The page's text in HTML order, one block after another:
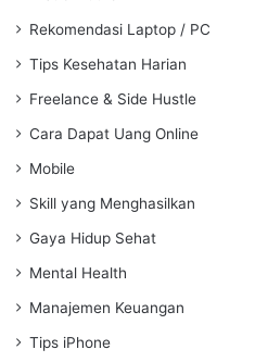
Rekomendasi Laptop / PC
Tips Kesehatan Harian
Freelance & Side Hustle
Cara Dapat Uang Online
Mobile
Skill yang Menghasilkan
Gaya Hidup Sehat
Mental Health
Manajemen Keuangan
Tips iPhone